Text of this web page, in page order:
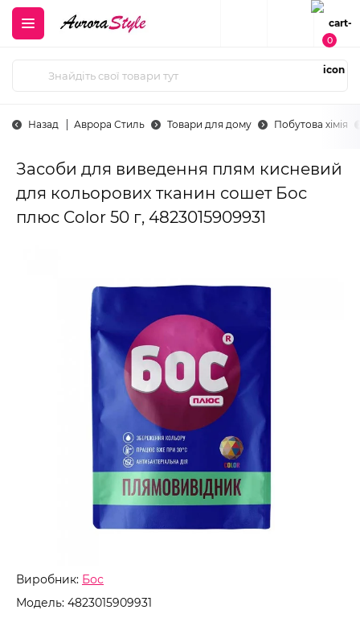
0
Назад Аврора Стиль Товари для дому Побутова хімія
Засоби для виведення плям кисневий
для кольорових тканин сошет Бос
плюс Color 50 г, 4823015909931
Виробник: Бос
Модель: 4823015909931